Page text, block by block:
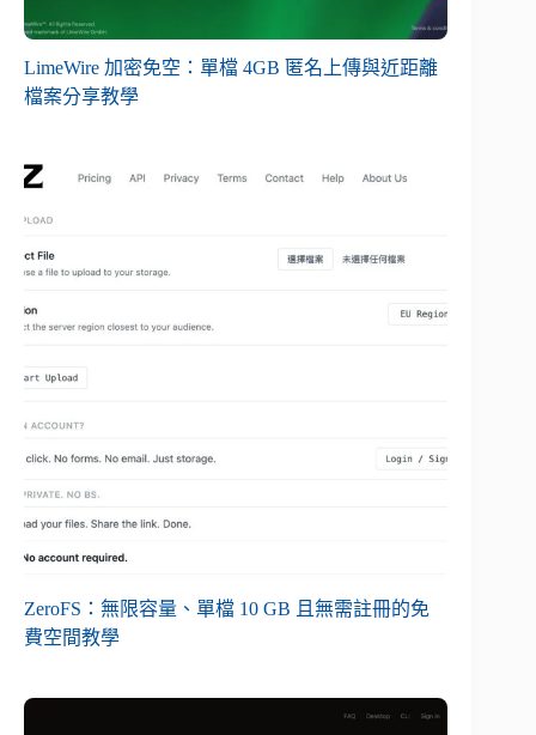
LimeWire 加密免空：單檔 4GB 匿名上傳與近距離
檔案分享教學
ZeroFS：無限容量、單檔 10 GB 且無需註冊的免
費空間教學